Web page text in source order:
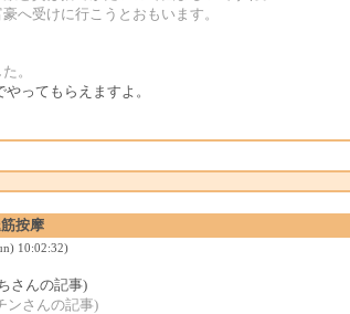
へ受けに行こうとおもいます。
。
ってもらえますよ。
按摩
10:02:32)
さんの記事)
ンさんの記事)